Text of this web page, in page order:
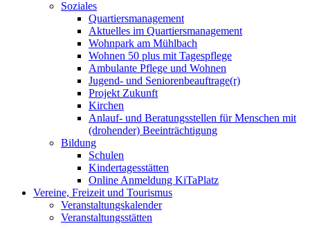
Soziales
Quartiersmanagement
Aktuelles im Quartiersmanagement
Wohnpark am Mühlbach
Wohnen 50 plus mit Tagespflege
Ambulante Pflege und Wohnen
Jugend- und Seniorenbeauftrage(r)
Projekt Zukunft
Kirchen
Anlauf- und Beratungsstellen für Menschen mit
(drohender) Beeinträchtigung
Bildung
Schulen
Kindertagesstätten
Online Anmeldung KiTaPlatz
Vereine, Freizeit und Tourismus
Veranstaltungskalender
Veranstaltungsstätten